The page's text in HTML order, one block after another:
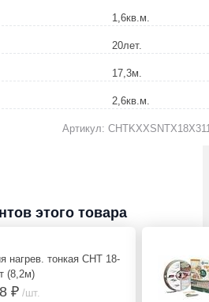
1,6кв.м.
20лет.
17,3м.
2,6кв.м.
Артикул:
этого товара
нагрев. тонкая СНТ 18-
(8,2м)
₽ /шт.